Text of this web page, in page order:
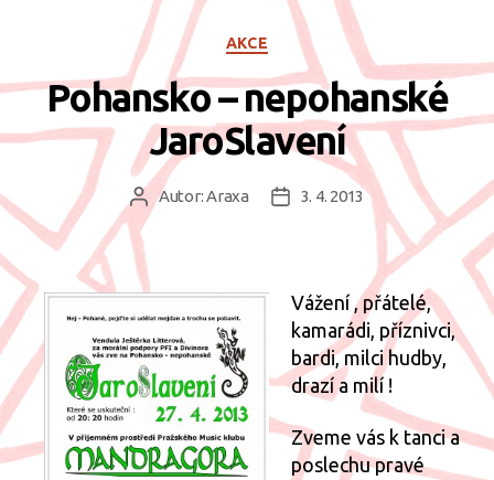
Rubriky
AKCE
Pohansko – nepohanské
JaroSlavení
Autor
příspěvku
Autor:Araxa
Datum3. 4. 2013
Vážení , přátelé,
kamarádi, příznivci,
bardi, milci hudby,
drazí a milí !
Zveme vás k tanci a
poslechu pravé